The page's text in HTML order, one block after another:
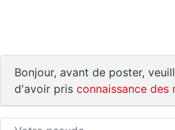
Bonjour, avant de poster,
d'avoir pris connaissance des